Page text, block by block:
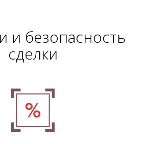
и безопасность
сделки